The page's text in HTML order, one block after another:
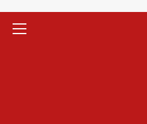
Menu